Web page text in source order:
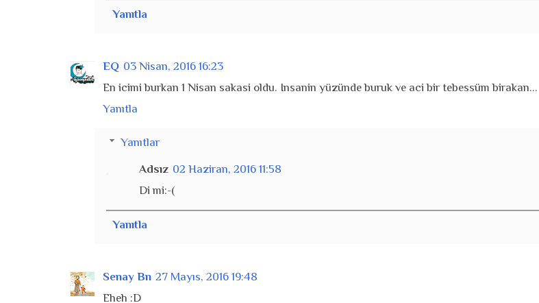
Yanıtla
EQ 03 Nisan, 2016 16:23
En icimi burkan 1 Nisan sakasi oldu. Insanin yüzünde buruk ve aci bir tebessüm birakan...
Yanıtla
Yanıtlar
Adsız 02 Haziran, 2016 11:58
Di mi:-(
Yanıtla
Senay Bn 27 Mayıs, 2016 19:48
Eheh :D